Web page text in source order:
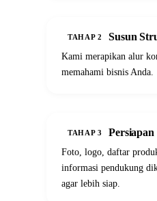
TAHAP 2 Susun
Kami merapikan alur
memahami bisnis Anda.
TAHAP 3
Foto, logo, daftar
informasi pendukung
agar lebih siap.